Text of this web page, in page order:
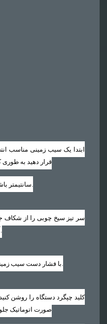
قرار دهید به طوری
سانتیمتر.
آن را درون چنگک دستگاه قرار دهید.
. با فشار دست سیب زمینی را در گیره های چنگک فرو برید.
صورت اتوماتیک